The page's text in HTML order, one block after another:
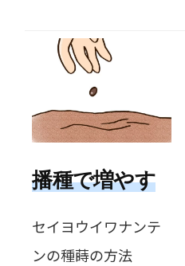
播種で増やす
セイヨウイワナンテ
ンの種蒔の方法